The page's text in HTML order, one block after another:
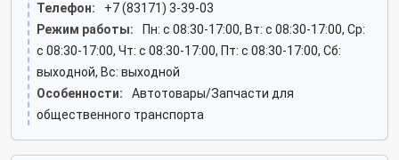
Телефон:
+7 (83171) 3-39-03
Режим работы:
Пн: c 08:30-17:00, Вт: c 08:30-17:00, Ср:
c 08:30-17:00, Чт: c 08:30-17:00, Пт: c 08:30-17:00, Сб:
выходной, Вс: выходной
Особенности:
Автотовары/Запчасти для
общественного транспорта